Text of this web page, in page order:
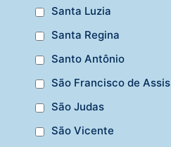
Santa Luzia
Santa Regina
Santo Antônio
São Francisco de Assis
São Judas
São Vicente